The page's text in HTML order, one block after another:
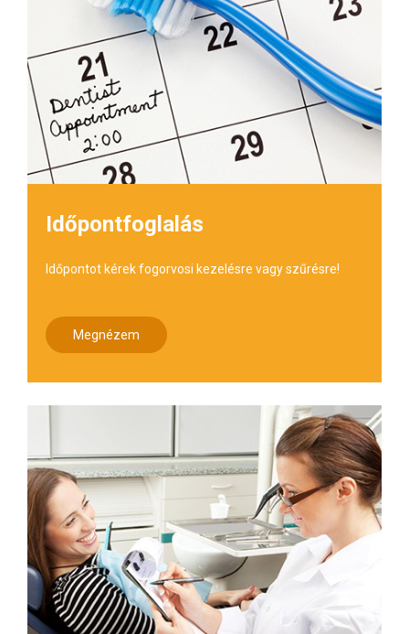
Időpontfoglalás
Időpontot kérek fogorvosi kezelésre vagy szűrésre!
Megnézem